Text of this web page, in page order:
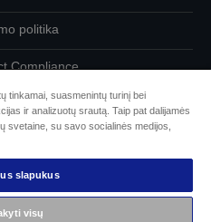
politika
Compliance
dėl savo duomenų
dėl prieinamumo
tinkamai, suasmenintų turinį bei
ir analizuotų srautą. Taip pat dalijamės
svetaine, su savo socialinės medijos,
slapukus
visų